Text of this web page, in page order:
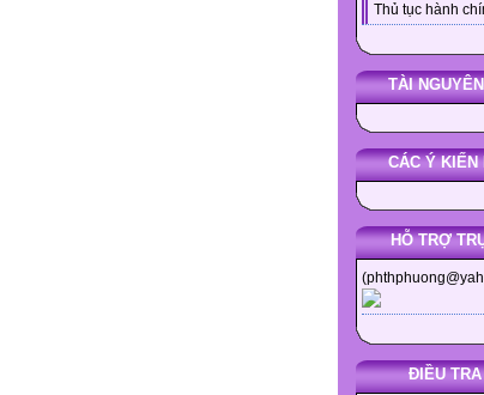
Thủ tục hành
TÀI
CÁC Ý KIẾN
HỖ TRỢ
ĐIỀU TRA